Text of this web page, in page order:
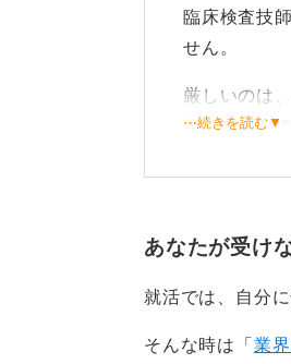
臨床検査技
せん。
厳しいのは
より機械が
いです。
学生のうち
⋯続きを読む▼
あなたが受け
就活では、自分
そんな時は「 業